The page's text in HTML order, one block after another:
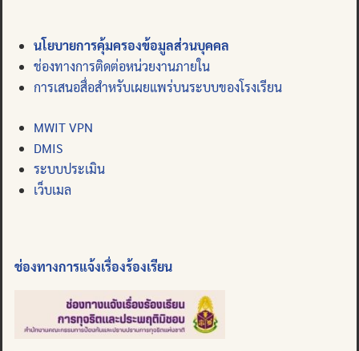
นโยบายการคุ้มครองข้อมูลส่วนบุคคล
ช่องทางการติดต่อหน่วยงานภายใน
การเสนอสื่อสำหรับเผยแพร่บนระบบของโรงเรียน
MWIT VPN
DMIS
ระบบประเมิน
เว็บเมล
ช่องทางการแจ้งเรื่องร้องเรียน